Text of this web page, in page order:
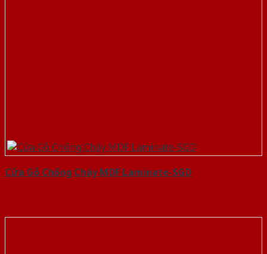
Cửa Gỗ Chống Cháy MDF Laminate-SGD